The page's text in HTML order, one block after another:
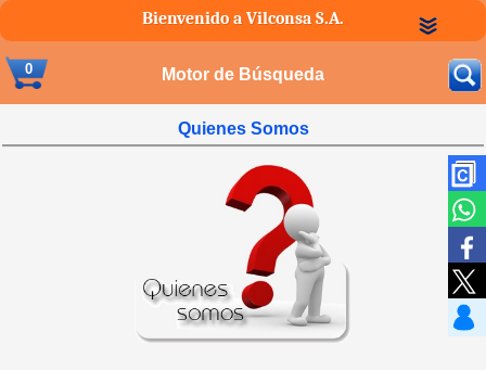
Bienvenido a Vilconsa S.A.
0 Motor de Búsqueda
Quienes Somos